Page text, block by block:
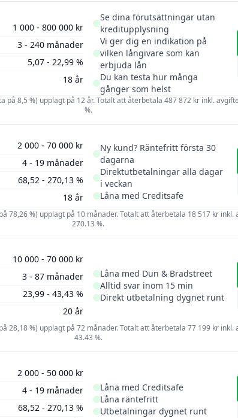
1 000 - 800 000 kr
3 - 240 månader
5,07 - 22,99 %
18 år
Se dina förutsättningar utan
kreditupplysning
Vi ger dig en indikation på
vilken långivare som kan
erbjuda lån
Du kan testa hur många
gånger som helst
8,5 %) upplagt på 12 år. Totalt att återbetala 487 872 kr inkl.
%.
2 000 - 70 000 kr
4 - 19 månader
68,52 - 270,13 %
18 år
Ny kund? Räntefritt första 30
dagarna
Direktutbetalningar alla dagar
i veckan
Låna med Creditsafe
78,26 %) upplagt på 10 månader. Totalt att återbetala 18 517 kr
270.13 %.
10 000 - 70 000 kr
3 - 87 månader
23,99 - 43,43 %
20 år
Låna med Dun & Bradstreet
Alltid svar inom 15 min
Direkt utbetalning dygnet runt
28,18 %) upplagt på 72 månader. Totalt att återbetala 77 199 kr
43.43 %.
2 000 - 50 000 kr
4 - 19 månader
68,52 - 270,13 %
Låna med Creditsafe
Låna räntefritt
Utbetalningar dygnet runt